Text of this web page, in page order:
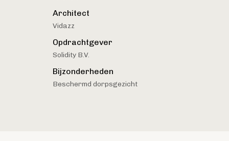
Architect
Vidazz
Opdrachtgever
Solidity B.V.
Bijzonderheden
Beschermd dorpsgezicht